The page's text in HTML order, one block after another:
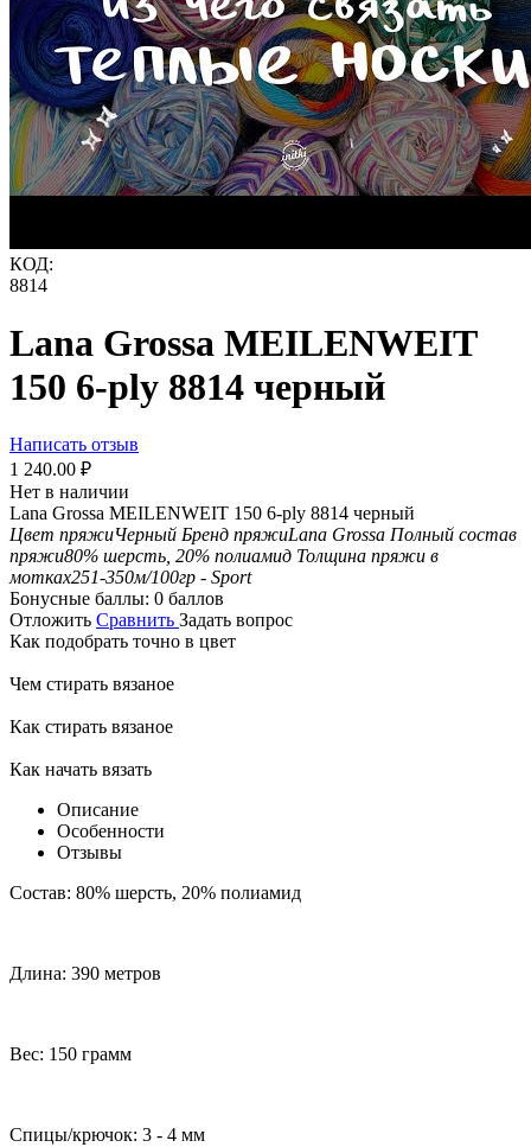
КОД:
8814
Lana Grossa MEILENWEIT
150 6-ply 8814 черный
Написать отзыв
1 240.00 ₽
Нет в наличии
Lana Grossa MEILENWEIT 150 6-ply 8814 черный
Цвет пряжиЧерный Бренд пряжиLana Grossa Полный состав
пряжи80% шерсть, 20% полиамид Толщина пряжи в
мотках251-350м/100гр - Sport
Бонусные баллы: 0 баллов
Отложить Сравнить Задать вопрос
Как подобрать точно в цвет
Чем стирать вязаное
Как стирать вязаное
Как начать вязать
Описание
Особенности
Отзывы
Состав: 80% шерсть, 20% полиамид
Длина: 390 метров
Вес: 150 грамм
Спицы/крючок: 3 - 4 мм